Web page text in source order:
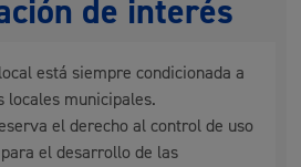
de interés
está siempre condicionada a
locales municipales.
el derecho al control de uso
el desarrollo de las